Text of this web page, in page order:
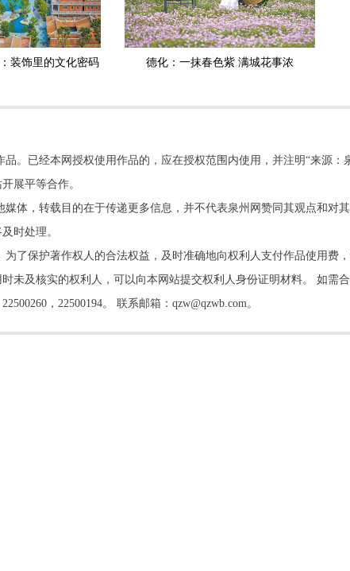
装饰里的文化密码 德化：一抹春色紫 满城花事浓
。已经本网授权使用作品的，应在授权范围内使用，并注明“来源：
展平等合作。
体，转载目的在于传递更多信息，并不代表泉州网赞同其观点和对
时处理。
了保护著作权人的合法权益，及时准确地向权利人支付作品使用费
未及核实的权利人，可以向本网站提交权利人身份证明材料。 如需
，22500194。 联系邮箱：qzw@qzwb.com。